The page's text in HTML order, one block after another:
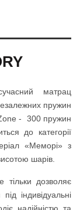
матрац
пружин
- 300 пружин
до категорії
«Меморі» з
шарів.
дозволяє
індивідуальні